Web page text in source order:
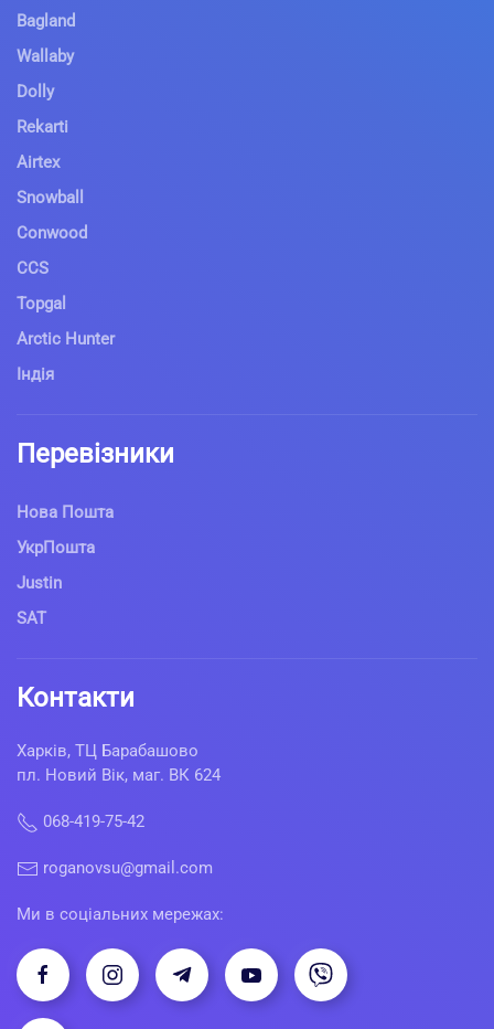
Bagland
Wallaby
Dolly
Rekarti
Airtex
Snowball
Conwood
CCS
Topgal
Arctic Hunter
Індія
Перевізники
Нова Пошта
УкрПошта
Justin
SAT
Контакти
Харків, ТЦ Барабашово
пл. Новий Вік, маг. ВК 624
068-419-75-42
roganovsu@gmail.com
Ми в соціальних мережах: